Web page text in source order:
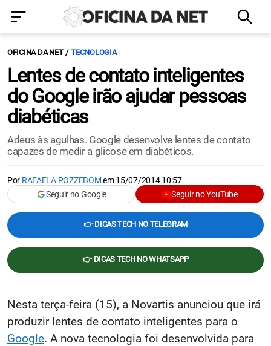
OFICINA DA NET TECNOLOGIA
Lentes de contato inteligentes
do Google irão ajudar pessoas
diabéticas
Adeus às agulhas. Google desenvolve lentes de contato
capazes de medir a glicose em diabéticos.
Por RAFAELA POZZEBOMem15/07/2014 10:57
Seguir no Google
Seguir no YouTube
👉 DICAS TECH NO TELEGRAM
👉 DICAS TECH NO WHATSAPP
Nesta terça-feira (15), a Novartis anunciou que irá
produzir lentes de contato inteligentes para o
Google. A nova tecnologia foi desenvolvida para